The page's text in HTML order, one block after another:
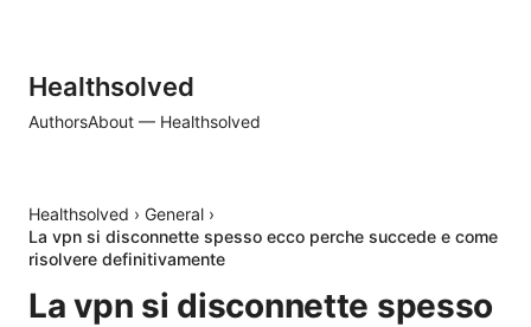
Healthsolved
AuthorsAbout — Healthsolved
Healthsolved › General ›
La vpn si disconnette spesso ecco perche succede e come
risolvere definitivamente
La vpn si disconnette spesso